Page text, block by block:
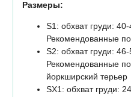
Размеры:
S1: обхват груди:
Рекомендованные
S2: обхват груди:
Рекомендованные
йоркширский терьер
SX1: обхват груди: